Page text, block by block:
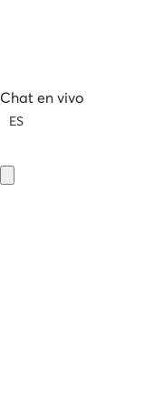
Chat en vivo
ES